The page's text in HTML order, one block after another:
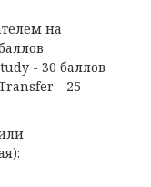
на
- 30 баллов
- 25